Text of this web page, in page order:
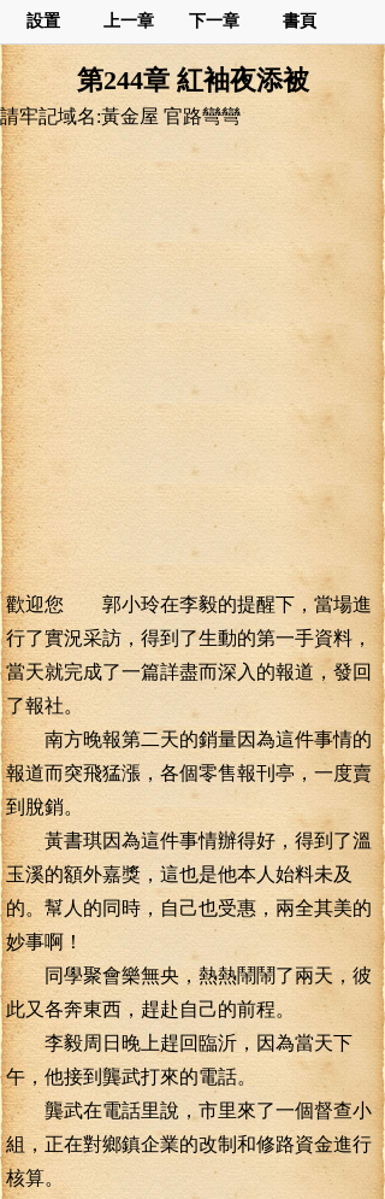
設置 上一章 下一章 書頁
第244章 紅袖夜添被
請牢記域名:黃金屋 官路彎彎
歡迎您 郭小玲在李毅的提醒下，當場進
行了實況采訪，得到了生動的第一手資料，
當天就完成了一篇詳盡而深入的報道，發回
了報社。
南方晚報第二天的銷量因為這件事情的
報道而突飛猛漲，各個零售報刊亭，一度賣
到脫銷。
黃書琪因為這件事情辦得好，得到了溫
玉溪的額外嘉獎，這也是他本人始料未及
的。幫人的同時，自己也受惠，兩全其美的
妙事啊！
同學聚會樂無央，熱熱鬧鬧了兩天，彼
此又各奔東西，趕赴自己的前程。
李毅周日晚上趕回臨沂，因為當天下
午，他接到龔武打來的電話。
龔武在電話里說，市里來了一個督查小
組，正在對鄉鎮企業的改制和修路資金進行
核算。